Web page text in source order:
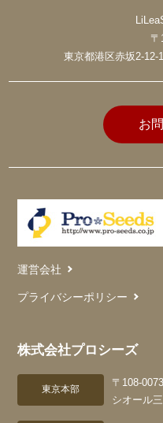
〒
東京都港区赤坂2-12-
お
運営会社
プライバシーポリシー
株式会社プロシーズ
東京本部
〒108-
シオール